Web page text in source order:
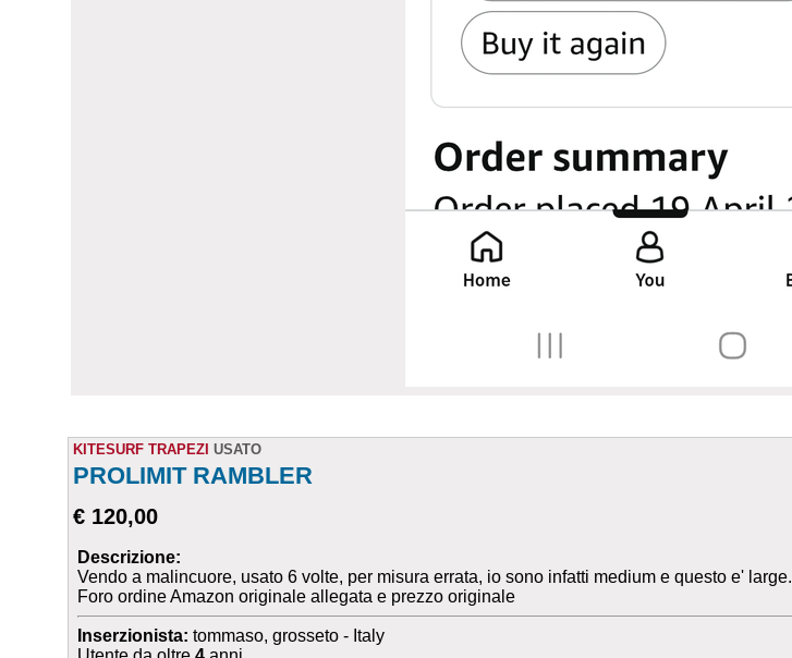
KITESURF TRAPEZI USATO
PROLIMIT RAMBLER
€ 120,00
Descrizione:
Vendo a malincuore, usato 6 volte, per misura errata, io sono infatti medium e questo e' large.
Foro ordine Amazon originale allegata e prezzo originale
Inserzionista: tommaso, grosseto - Italy